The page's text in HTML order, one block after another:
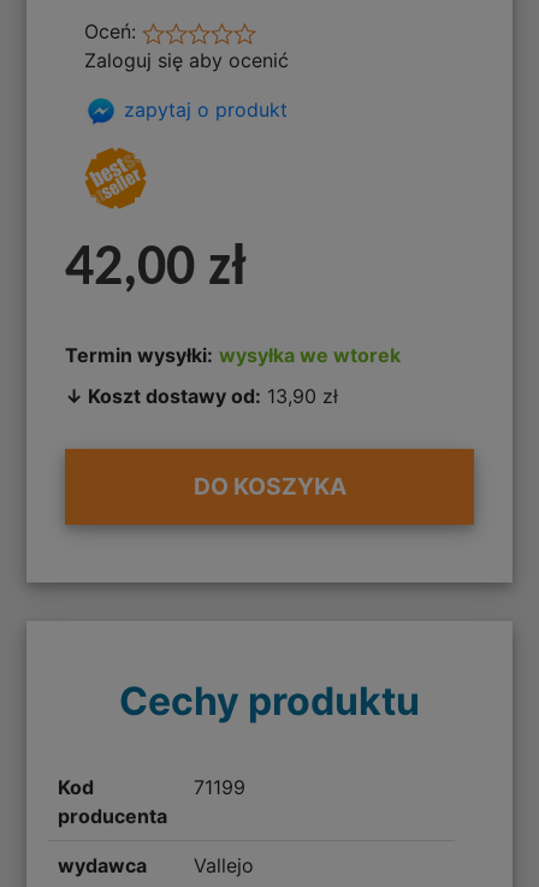
Oceń:
Zaloguj się aby ocenić
zapytaj o produkt
42,00 zł
Termin wysyłki: wysyłka we wtorek
↓ Koszt dostawy od: 13,90 zł
DO KOSZYKA
Cechy produktu
Kod
producenta
71199
wydawca Vallejo